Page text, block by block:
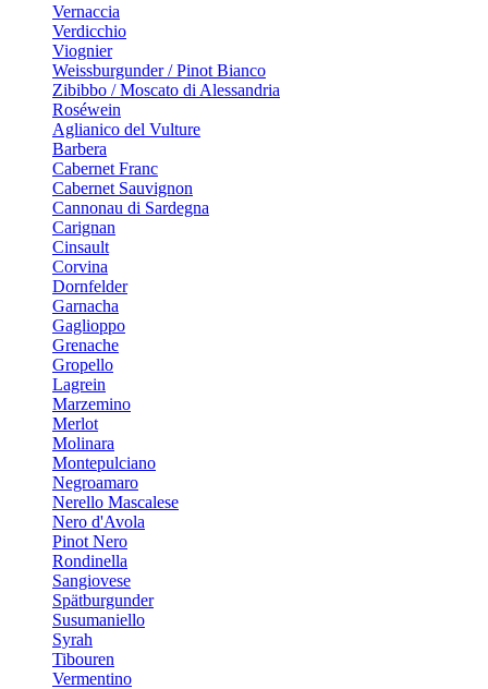
Vernaccia
Verdicchio
Viognier
Weissburgunder / Pinot Bianco
Zibibbo / Moscato di Alessandria
Roséwein
Aglianico del Vulture
Barbera
Cabernet Franc
Cabernet Sauvignon
Cannonau di Sardegna
Carignan
Cinsault
Corvina
Dornfelder
Garnacha
Gaglioppo
Grenache
Gropello
Lagrein
Marzemino
Merlot
Molinara
Montepulciano
Negroamaro
Nerello Mascalese
Nero d'Avola
Pinot Nero
Rondinella
Sangiovese
Spätburgunder
Susumaniello
Syrah
Tibouren
Vermentino